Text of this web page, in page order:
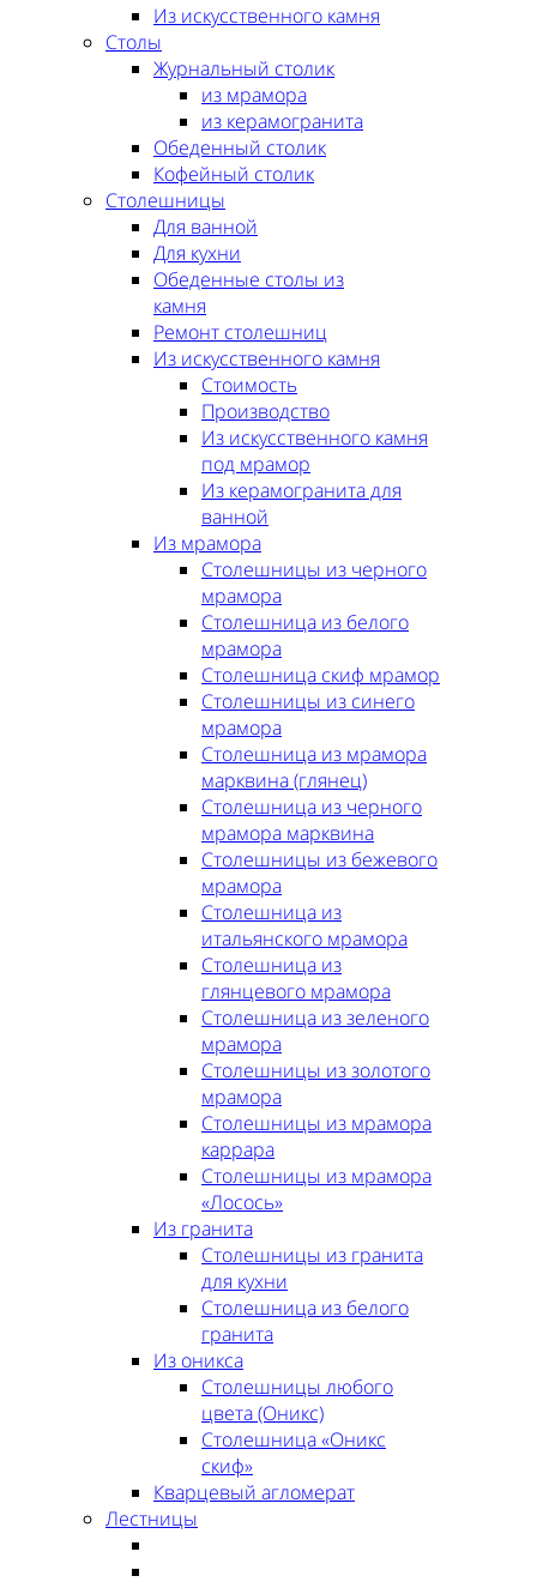
Из искусственного камня
Столы
Журнальный столик
из мрамора
из керамогранита
Обеденный столик
Кофейный столик
Столешницы
Для ванной
Для кухни
Обеденные столы из
камня
Ремонт столешниц
Из искусственного камня
Стоимость
Производство
Из искусственного камня
под мрамор
Из керамогранита для
ванной
Из мрамора
Столешницы из черного
мрамора
Столешница из белого
мрамора
Столешница скиф мрамор
Столешницы из синего
мрамора
Столешница из мрамора
марквина (глянец)
Столешница из черного
мрамора марквина
Столешницы из бежевого
мрамора
Столешница из
итальянского мрамора
Столешница из
глянцевого мрамора
Столешница из зеленого
мрамора
Столешницы из золотого
мрамора
Столешницы из мрамора
каррара
Столешницы из мрамора
«Лосось»
Из гранита
Столешницы из гранита
для кухни
Столешница из белого
гранита
Из оникса
Столешницы любого
цвета (Оникс)
Столешница «Оникс
скиф»
Кварцевый агломерат
Лестницы